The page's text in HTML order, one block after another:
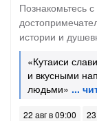
Познакомьтесь
истории и
«Кутаиси
и вкусными
людьми»
22 авг в 09:00